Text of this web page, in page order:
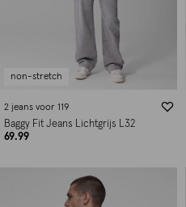
non-stretch
2 jeans voor 119
Baggy Fit Jeans Lichtgrijs L32
69.99